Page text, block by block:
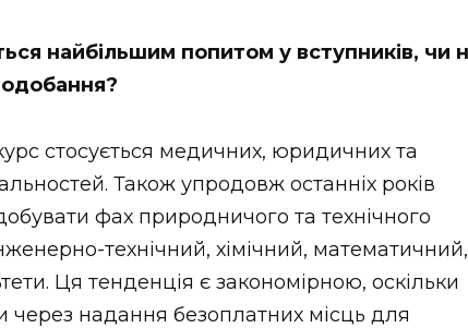
найбільшим попитом у вступників, чи
стосується медичних, юридичних та
Також упродовж останніх років
фах природничого та технічного
технічний, хімічний, математичний,
Ця тенденція є закономірною, оскільки
надання безоплатних місць для